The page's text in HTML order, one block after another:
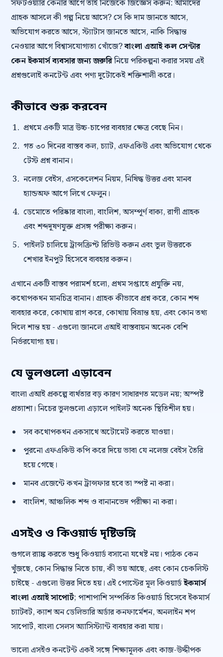
সফটওয়্যার কেনার আগে তাই নিজেকে জিজ্ঞেস করুন: আমাদের
গ্রাহক আসলে কী গল্প নিয়ে আসে? সে কি দাম জানতে আসে,
অভিযোগ করতে আসে, স্ট্যাটাস জানতে আসে, নাকি সিদ্ধান্ত
নেওয়ার আগে বিশ্বাসযোগ্যতা খোঁজে?বাংলা এআই কল সেন্টার
কেন ইকমার্স ব্যবসার জন্য জরুরিনিয়ে পরিকল্পনা করার সময় এই
প্রশ্নগুলোই কনটেন্ট এবং পণ্য দুটোকেই শক্তিশালী করে।
কীভাবে শুরু করবেন
প্রথমে একটি মাত্র উচ্চ-চাপের ব্যবহার ক্ষেত্র বেছে নিন।
গত ৩০ দিনের বাস্তব কল, চ্যাট, এফএকিউ এবং অভিযোগ থেকে
টেস্ট প্রশ্ন বানান।
নলেজ বেইস, এসকেলেশন নিয়ম, নিষিদ্ধ উত্তর এবং মানব
হ্যান্ডঅফ আগে লিখে ফেলুন।
ডেমোতে পরিষ্কার বাংলা, বাংলিশ, অসম্পূর্ণ বাক্য, রাগী গ্রাহক
এবং শব্দদূষণযুক্ত প্রসঙ্গ পরীক্ষা করুন।
পাইলট চালিয়ে ট্রান্সক্রিপ্ট রিভিউ করুন এবং ভুল উত্তরকে
শেখার ইনপুট হিসেবে ব্যবহার করুন।
এখানে একটি বাস্তব পরামর্শ হলো, প্রথম সপ্তাহে প্রযুক্তি নয়,
কথোপকথন মানচিত্র বানান। গ্রাহক কীভাবে প্রশ্ন করে, কোন শব্দ
ব্যবহার করে, কোথায় রাগ করে, কোথায় বিভ্রান্ত হয়, এবং কোন তথ্য
দিলে শান্ত হয় - এগুলো জানলে এআই বাস্তবায়ন অনেক বেশি
নির্ভরযোগ্য হয়।
যে ভুলগুলো এড়াবেন
বাংলা এআই প্রকল্পে ব্যর্থতার বড় কারণ সাধারণত মডেল নয়; অস্পষ্ট
প্রত্যাশা। নিচের ভুলগুলো এড়ালে পাইলট অনেক স্থিতিশীল হয়।
সব কথোপকথন একসাথে অটোমেট করতে যাওয়া।
পুরনো এফএকিউ কপি করে দিয়ে ভাবা যে নলেজ বেইস তৈরি
হয়ে গেছে।
মানব এজেন্টে কখন ট্রান্সফার হবে তা স্পষ্ট না করা।
বাংলিশ, আঞ্চলিক শব্দ ও বানানভেদ পরীক্ষা না করা।
এসইও ও কিওয়ার্ড দৃষ্টিভঙ্গি
গুগলে র‍্যাঙ্ক করতে শুধু কিওয়ার্ড বসানো যথেষ্ট নয়। পাঠক কেন
খুঁজছে, কোন সিদ্ধান্ত নিতে চায়, কী ভয় আছে, এবং কোন চেকলিস্ট
চাইছে - এগুলো উত্তর দিতে হয়। এই পোস্টের মূল কিওয়ার্ডইকমার্স
বাংলা এআই সাপোর্ট; পাশাপাশি সম্পর্কিত কিওয়ার্ড হিসেবে ইকমার্স
চ্যাটবট, ক্যাশ অন ডেলিভারি অর্ডার কনফার্মেশন, অনলাইন শপ
সাপোর্ট, বাংলা সেলস অ্যাসিস্ট্যান্ট ব্যবহার করা যায়।
ভালো এসইও কনটেন্ট একই সঙ্গে শিক্ষামূলক এবং কাজ-উদ্দীপক